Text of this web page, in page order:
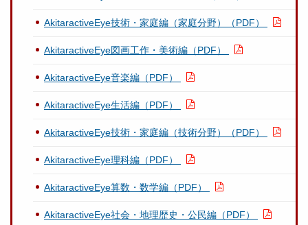
AkitaractiveEye技術・家庭編（家庭分野）（PDF）
AkitaractiveEye図画工作・美術編（PDF）
AkitaractiveEye音楽編（PDF）
AkitaractiveEye生活編（PDF）
AkitaractiveEye技術・家庭編（技術分野）（PDF）
AkitaractiveEye理科編（PDF）
AkitaractiveEye算数・数学編（PDF）
AkitaractiveEye社会・地理歴史・公民編（PDF）